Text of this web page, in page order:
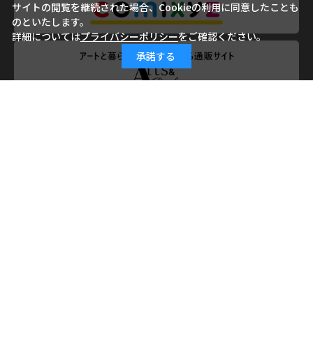
サイトの閲覧を継続された場合、Cookieの利用に同意したことも
のといたします。
詳細についてはプライバシーポリシーをご確認ください。
承諾する